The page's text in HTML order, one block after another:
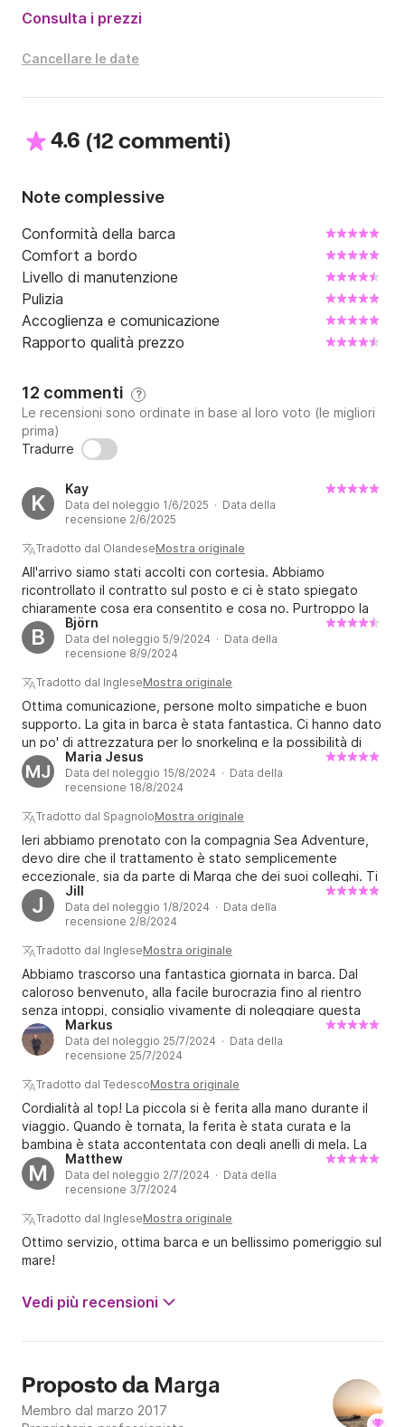
Consulta i prezzi
Cancellare le date
4.6 (12 commenti)
Note complessive
Conformità della barca
Comfort a bordo
Livello di manutenzione
Pulizia
Accoglienza e comunicazione
Rapporto qualità prezzo
12 commenti ?
Le recensioni sono ordinate in base al loro voto (le migliori
prima)
Tradurre
K
Kay
Data del noleggio 1/6/2025 · Data della
recensione 2/6/2025
Tradotto dal OlandeseMostra originale
All'arrivo siamo stati accolti con cortesia. Abbiamo
ricontrollato il contratto sul posto e ci è stato spiegato
chiaramente cosa era consentito e cosa no. Purtroppo la
batteria della barca a noleggio era scarica. Tuttavia, il
problema è stato risolto molto rapidamente e con
professionalità. Altamente consigliato, personale gentile e
professionale!
B
Björn
Data del noleggio 5/9/2024 · Data della
recensione 8/9/2024
Tradotto dal IngleseMostra originale
Ottima comunicazione, persone molto simpatiche e buon
supporto. La gita in barca è stata fantastica. Ci hanno dato
un po' di attrezzatura per lo snorkeling e la possibilità di
prendere in prestito una sound box, ma abbiamo usato la
nostra scatola bluetooth. Prendi del ghiaccio e delle
bevande fresche perché c'è una borsa frigo sulla barca.
Fantastiche 8 ore in mare. Sarebbe stato bello se avessimo
avuto una doccia con acqua pulita sulla barca e un sistema
audio integrato perché era rotto. Ma tutto sommato
davvero fantastico e bello
MJ
Maria Jesus
Data del noleggio 15/8/2024 · Data della
recensione 18/8/2024
Tradotto dal SpagnoloMostra originale
Ieri abbiamo prenotato con la compagnia Sea Adventure,
devo dire che il trattamento è stato semplicemente
eccezionale, sia da parte di Marga che dei suoi colleghi. Ti
guidano molto bene se sei un marinaio inesperto e ti
aiutano in ogni momento. 10/10 in tutti gli aspetti valutabili,
senza dubbio lo ripeteremo.
J
Jill
Data del noleggio 1/8/2024 · Data della
recensione 2/8/2024
Tradotto dal IngleseMostra originale
Abbiamo trascorso una fantastica giornata in barca. Dal
caloroso benvenuto, alla facile burocrazia fino al rientro
senza intoppi, consiglio vivamente di noleggiare questa
barca. Eravamo in 6, tutti adulti e c'era molto spazio. La
barca era facile da manovrare e ancorare. Non vedo l'ora di
farlo di nuovo l'anno prossimo.
Markus
Data del noleggio 25/7/2024 · Data della
recensione 25/7/2024
Tradotto dal TedescoMostra originale
Cordialità al top! La piccola si è ferita alla mano durante il
viaggio. Quando è tornata, la ferita è stata curata e la
bambina è stata accontentata con degli anelli di mela. La
barca è divertente, ma è necessario assicurarsi che non ci
sia vento poiché le onde sono molto alte. Nel complesso è
stata un'ottima esperienza.
M
Matthew
Data del noleggio 2/7/2024 · Data della
recensione 3/7/2024
Tradotto dal IngleseMostra originale
Ottimo servizio, ottima barca e un bellissimo pomeriggio sul
mare!
Vedi più recensioni
Proposto da Marga
Membro dal marzo 2017